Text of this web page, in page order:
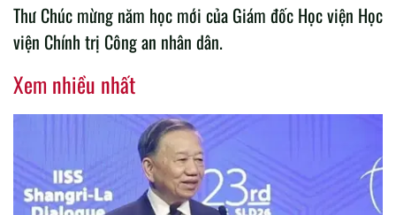
Thư Chúc mừng năm học mới của Giám đốc Học viện Học
viện Chính trị Công an nhân dân.
Xem nhiều nhất